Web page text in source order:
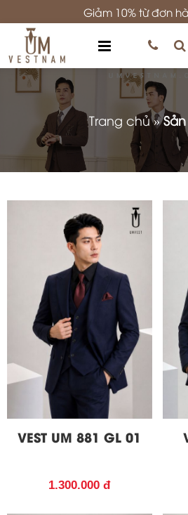
Giảm 10% từ đơn
Trang chủ »
VEST UM 881 GL 01
1.300.000 đ